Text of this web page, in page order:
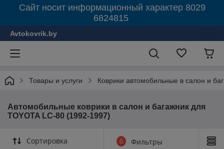
Сайт носит информационный характер 8029
6824815
Avtokovrik.by
Товары и услуги Коврики автомобильные в салон и
Автомобильные коврики в салон и багажник для
TOYOTA LC-80 (1992-1997)
Сортировка 0 Фильтры